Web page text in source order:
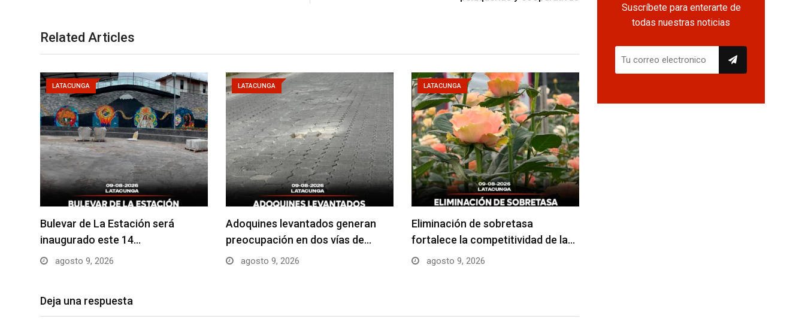
Related Articles
LATACUNGA
Bulevar de La Estación será
inaugurado este 14…
agosto 9, 2026
LATACUNGA
Adoquines levantados generan
preocupación en dos vías de…
agosto 9, 2026
LATACUNGA
Eliminación de sobretasa
fortalece la competitividad de la…
agosto 9, 2026
Deja una respuesta
Suscríbete para enterarte de
todas nuestras noticias